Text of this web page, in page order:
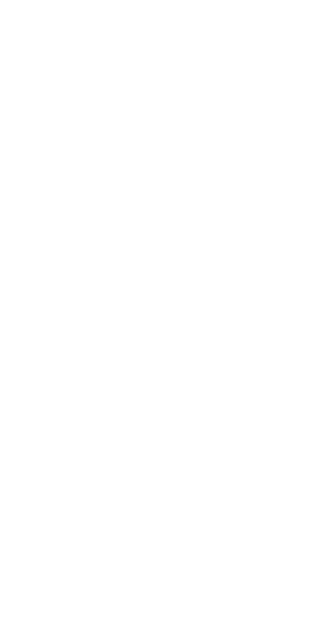
容